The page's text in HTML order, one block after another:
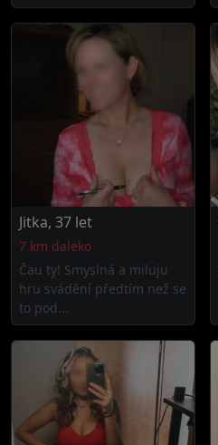
Jitka, 37 let
7 km daleko
Čau ty! Smyslná a miluju
hru svádění předtím než se
to pod...